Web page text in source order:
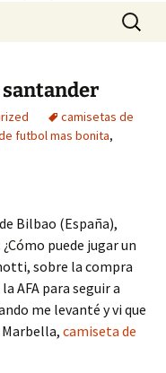
Buscar:
camisetas de
futbol mas bonita,
Bilbao (España),
puede jugar un
sobre la compra
AFA para seguir a
me levanté y vi que
Marbella, camiseta de